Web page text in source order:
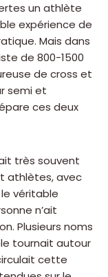
un athlète
expérience de
Mais dans
de 800-1500
de cross et
semi et
ces deux
très souvent
athlètes, avec
véritable
n’ait
Plusieurs noms
tournait autour
cette